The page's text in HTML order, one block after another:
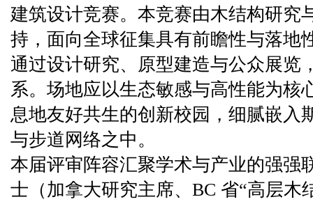
建筑设计竞赛。本竞赛由木结构研究
持，面向全球征集具有前瞻性与落地
通过设计研究、原型建造与公众展览
系。场地应以生态敏感与高性能为核
息地友好共生的创新校园，细腻嵌入
与步道网络之中。
本届评审阵容汇聚学术与产业的强强
士（加拿大研究主席、BC 省“高层木